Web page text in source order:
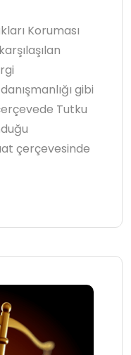
Koruması
gibi
Tutku
çerçevesinde